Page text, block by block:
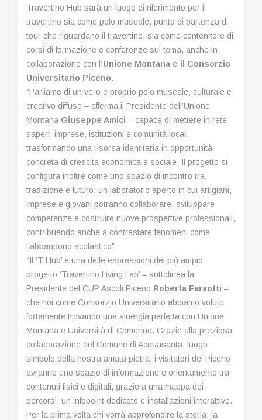
Travertino Hub sarà un luogo di riferimento per il
travertino sia come polo museale, punto di partenza di
tour che riguardano il travertino, sia come contenitore di
corsi di formazione e conferenze sul tema, anche in
collaborazione con l ’Unione Montana e il Consorzio
Universitario Piceno.
“Parliamo di un vero e proprio polo museale, culturale e
creativo diffuso – afferma il Presidente dell’Unione
Montana Giuseppe Amici – capace di mettere in rete
saperi, imprese, istituzioni e comunità locali,
trasformando una risorsa identitaria in opportunità
concreta di crescita economica e sociale. Il progetto si
configura inoltre come uno spazio di incontro tra
tradizione e futuro: un laboratorio aperto in cui artigiani,
imprese e giovani potranno collaborare, sviluppare
competenze e costruire nuove prospettive professionali,
contribuendo anche a contrastare fenomeni come
l’abbandono scolastico”.
“Il ‘T-Hub’ è una delle espressioni del più ampio
progetto ‘Travertino Living Lab’ – sottolinea la
Presidente del CUP Ascoli Piceno Roberta Faraotti –
che noi come Consorzio Universitario abbiamo voluto
fortemente trovando una sinergia perfetta con Unione
Montana e Università di Camerino. Grazie alla preziosa
collaborazione del Comune di Acquasanta, luogo
simbolo della nostra amata pietra, i visitatori del Piceno
avranno uno spazio di informazione e orientamento tra
contenuti fisici e digitali, grazie a una mappa dei
percorsi, un infopoint dedicato e installazioni interattive.
Per la prima volta chi vorrà approfondire la storia, la